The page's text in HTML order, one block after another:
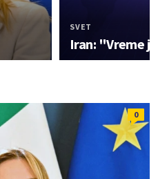
SVET
Iran: "Vreme
0